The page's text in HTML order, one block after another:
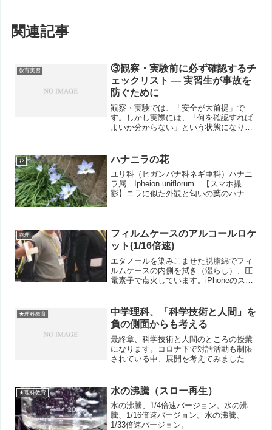
関連記事
教育実習
③観察・実験前に必ず確認するチ
ェックリスト ― 実習生が事故を
防ぐために
観察・実験では、「安全が大前提」で
す。しかし実際には、「何を確認すれば
よいか分からない」という状態になりが
として整理します。■結論：安全は3つの
視点で考える観察・実験...
花 ハナニラの花
ユリ科（ヒガンバナ科ネギ亜科）ハナニ
ラ属 Ipheion uniflorum 【スマホ撮
影】ニラに似た外観と匂いの葉のハナニ
草”のよう...
物理
フィルムケースのアルコールロケ
ット(1/16倍速)
エタノールを染みこませた脱脂綿でフィ
ルムケースの内側を拭き（湿らし）、圧
電素子で点火しています。iPhoneのスロ
の再生になっています。３回分の発射。
都中...
★理科教育
中学理科、「科学技術と人間」を
負の側面からも考える
最終章、科学技術と人間のところの授業
になります。コロナ下で対話活動も制限
されている中、展開を考えてみました。
ら授業展開しようと考えています。「科
学技術の発展は素晴らしい...
★理科教育 水の沸騰（スロー再生）
水の沸騰、1/4倍速バージョン。水の沸
騰、1/16倍速バージョン。水の沸騰、
1/33倍速バージョン。